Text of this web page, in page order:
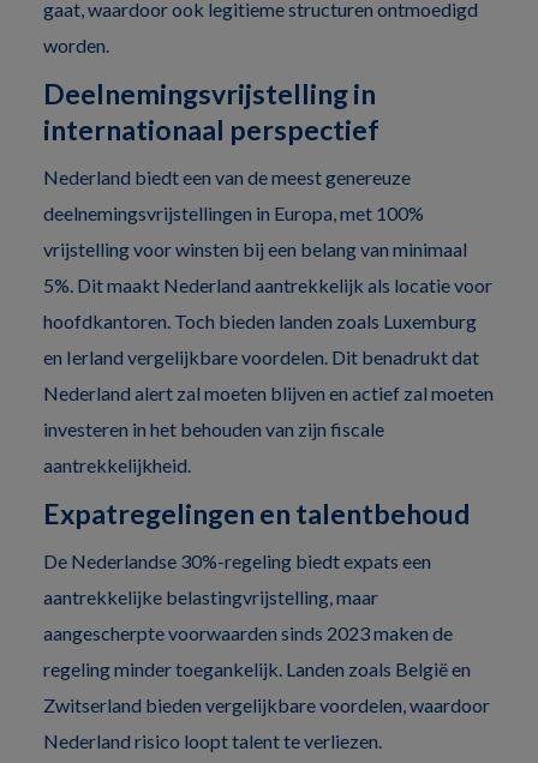
gaat, waardoor ook legitieme structuren ontmoedigd
worden.
Deelnemingsvrijstelling in
internationaal perspectief
Nederland biedt een van de meest genereuze
deelnemingsvrijstellingen in Europa, met 100%
vrijstelling voor winsten bij een belang van minimaal
5%. Dit maakt Nederland aantrekkelijk als locatie voor
hoofdkantoren. Toch bieden landen zoals Luxemburg
en Ierland vergelijkbare voordelen. Dit benadrukt dat
Nederland alert zal moeten blijven en actief zal moeten
investeren in het behouden van zijn fiscale
aantrekkelijkheid.
Expatregelingen en talentbehoud
De Nederlandse 30%-regeling biedt expats een
aantrekkelijke belastingvrijstelling, maar
aangescherpte voorwaarden sinds 2023 maken de
regeling minder toegankelijk. Landen zoals België en
Zwitserland bieden vergelijkbare voordelen, waardoor
Nederland risico loopt talent te verliezen.